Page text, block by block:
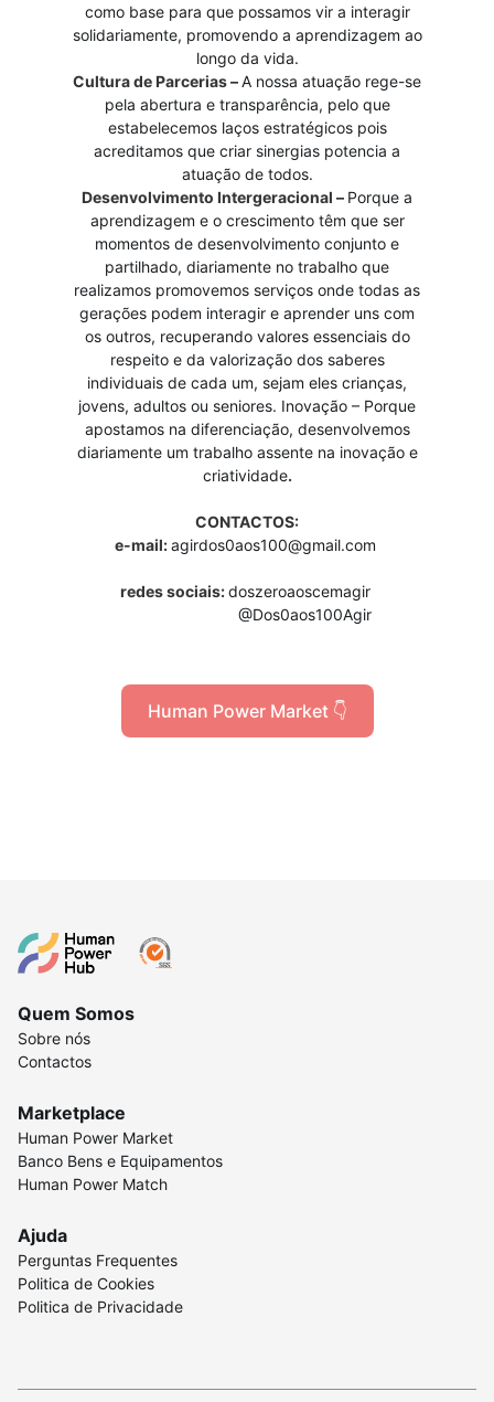
como base para que possamos vir a interagir
solidariamente, promovendo a aprendizagem ao
longo da vida.
Cultura de Parcerias –A nossa atuação rege-se
pela abertura e transparência, pelo que
estabelecemos laços estratégicos pois
acreditamos que criar sinergias potencia a
atuação de todos.
Desenvolvimento Intergeracional – Porque a
aprendizagem e o crescimento têm que ser
momentos de desenvolvimento conjunto e
partilhado, diariamente no trabalho que
realizamos promovemos serviços onde todas as
gerações podem interagir e aprender uns com
os outros, recuperando valores essenciais do
respeito e da valorização dos saberes
individuais de cada um, sejam eles crianças,
jovens, adultos ou seniores. Inovação – Porque
apostamos na diferenciação, desenvolvemos
diariamente um trabalho assente na inovação e
criatividade.
CONTACTOS:
e-mail:agirdos0aos100@gmail.com
redes sociais:doszeroaoscemagir
@Dos0aos100Agir
Human Power Market 👇
Quem Somos
Sobre nós
Contactos
Marketplace
Human Power Market
Banco Bens e Equipamentos
Human Power Match
Ajuda
Perguntas Frequentes
Politica de Cookies
Politica de Privacidade